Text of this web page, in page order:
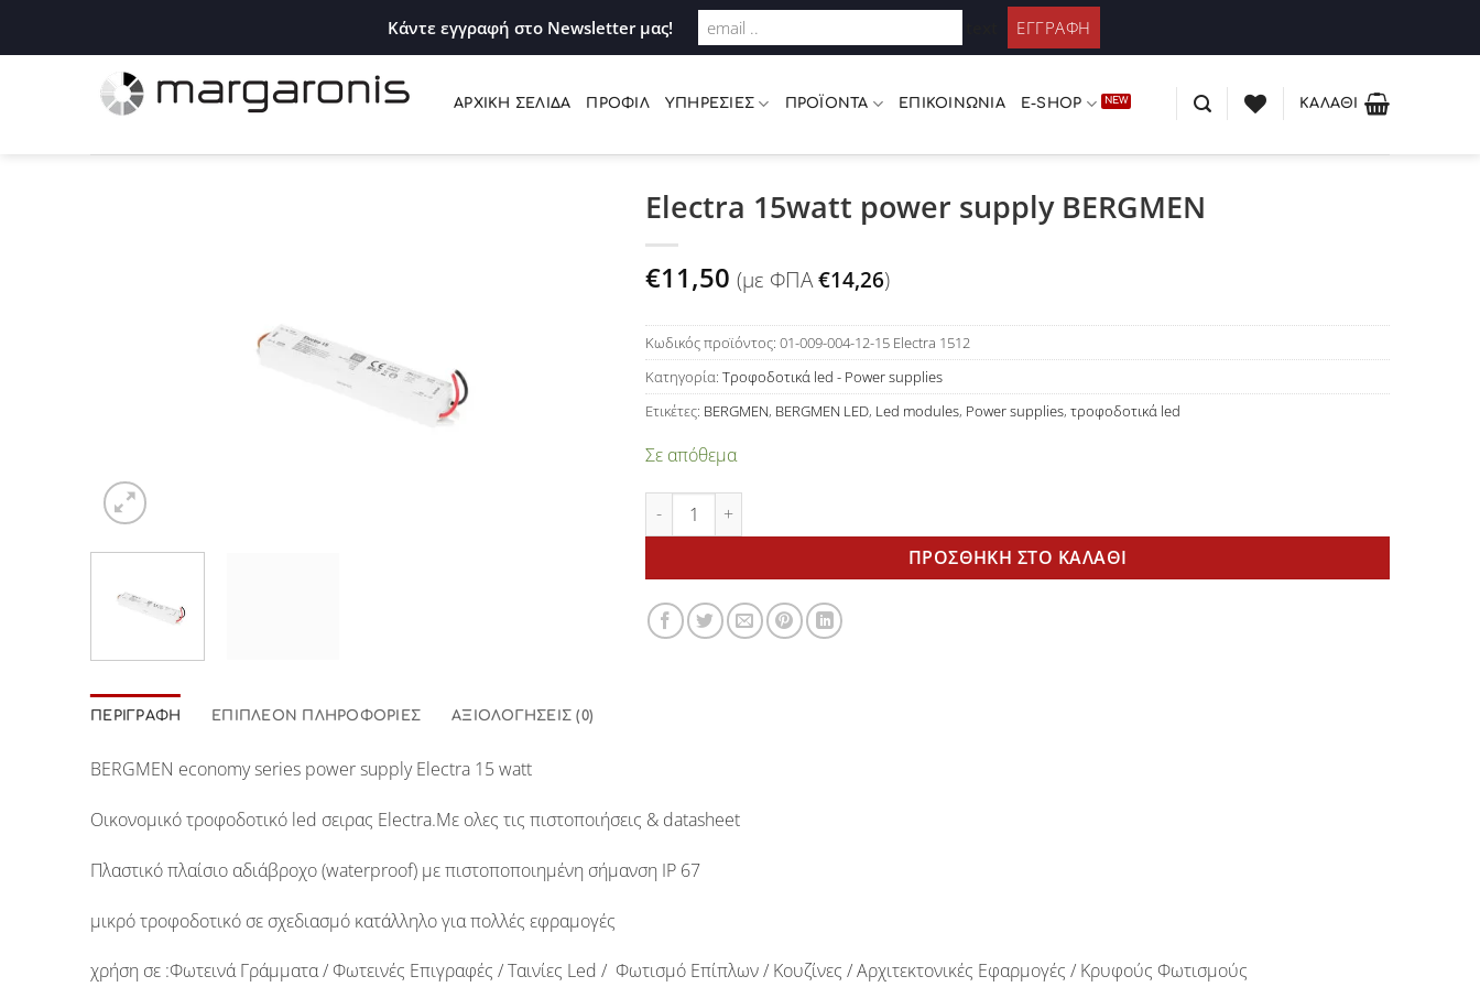
Σύνδεση / Εγγραφή
ΑΡΧΙΚΉ ΣΕΛΊΔΑ ΠΡΟΦΊΛ ΥΠΗΡΕΣΊΕΣ ΠΡΟΪΌΝΤΑ ΕΠΙΚΟΙΝΩΝΊΑ E-SHOP ΚΑΛΆΘΙ
Electra 15watt power supply BERGMEN
€11,50 (με ΦΠΑ€14,26)
Κωδικός προϊόντος:01-009-004-12-15 Electra 1512
Κατηγορία:Τροφοδοτικά led - Power supplies
Ετικέτες: BERGMEN, BERGMEN LED, Led modules, Power supplies,τροφοδοτικά led
Σε απόθεμα
Electra 15watt power supply BERGMEN ποσότητα
ΠΡΟΣΘΉΚΗ ΣΤΟ ΚΑΛΆΘΙ
ΠΕΡΙΓΡΑΦΉ ΕΠΙΠΛΈΟΝ ΠΛΗΡΟΦΟΡΊΕΣ ΑΞΙΟΛΟΓΉΣΕΙΣ (0)
BERGMEN economy series power supplyElectra 15 watt
Oικονομικό τροφοδοτικό led σειρας Electra.Με ολες τις πιστοποιήσεις & datasheet
Πλαστικό πλαίσιο αδιάβροχο(waterproof) με πιστοποποιημένη σήμανση IP 67
μικρό τροφοδοτικό σε σχεδιασμό κατάλληλο για πολλές εφραμογές
χρήση σε :Φωτεινά Γράμματα / Φωτεινές Επιγραφές / Ταινίες Led / Φωτισμό Επίπλων / Κουζίνες / Αρχιτεκτονικές Εφαρμογές / Κρυφούς Φωτισμούς
Κάντε εγγραφή στο Newsletter μας!